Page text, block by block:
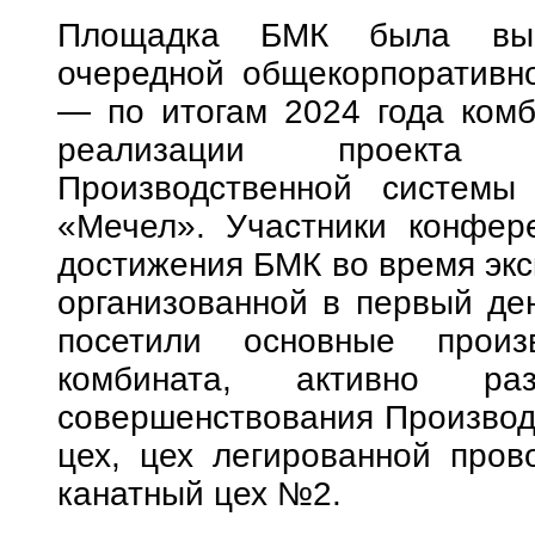
Площадка БМК была
очередной
— по итогам 2024 года
реализации проекта
Производственной
«Мечел». Участники
достижения БМК во время
организованной в первый
посетили основные
комбината, активно
совершенствования
цех, цех легированной
канатный цех №2.